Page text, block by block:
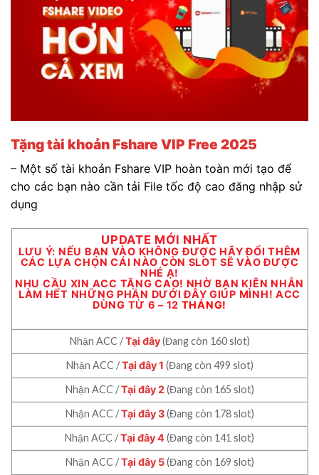
Tặng tài khoản Fshare VIP Free 2025
– Một số tài khoản Fshare VIP hoàn toàn mới tạo để
cho các bạn nào cần tải File tốc độ cao đăng nhập sử
dụng
UPDATE MỚI NHẤT
LƯU Ý: NẾU BẠN VÀO KHÔNG ĐƯỢC HÃY ĐỔI THÊM
CÁC LỰA CHỌN CÁI NÀO CÒN SLOT SẼ VÀO ĐƯỢC
NHÉ Ạ!
NHU CẦU XIN ACC TĂNG CAO! NHỜ BẠN KIÊN NHẪN
LÀM HẾT NHỮNG PHẦN DƯỚI ĐÂY GIÚP MÌNH! ACC
DÙNG TỪ 6 – 12 THÁNG!
Nhận ACC /Tại đây(Đang còn 160 slot)
Nhận ACC /Tại đây 1 (Đang còn 499 slot)
Nhận ACC /Tại đây 2(Đang còn 165 slot)
Nhận ACC /Tại đây 3(Đang còn 178 slot)
Nhận ACC /Tại đây 4(Đang còn 141 slot)
Nhận ACC /Tại đây 5(Đang còn 169 slot)